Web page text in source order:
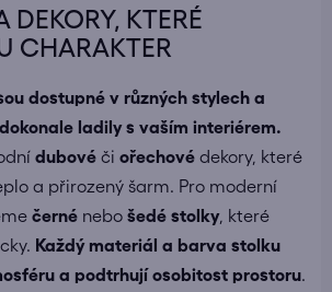
DEKORY, KTERÉ
CHARAKTER
dostupné v různých stylech a
ladily s vaším interiérem.
dubové či ořechové dekory, které
a přirozený šarm. Pro moderní
černé nebo šedé stolky, které
Každý materiál a barva stolku
a podtrhují osobitost prostoru.